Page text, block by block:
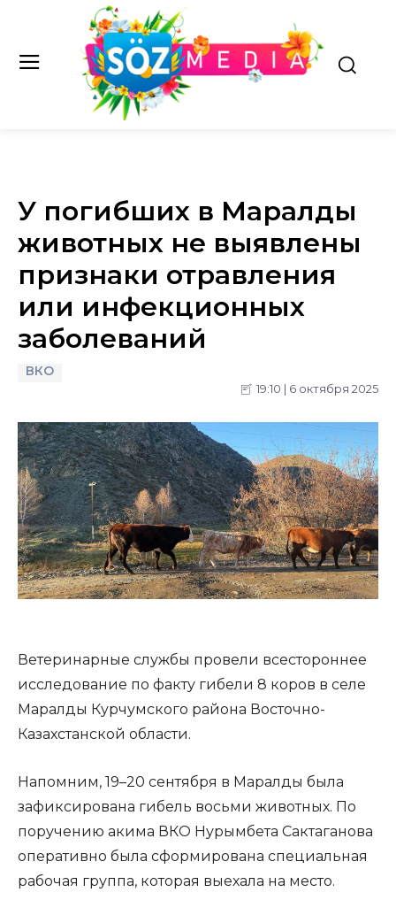
У погибших в Маралды
животных не выявлены
признаки отравления
или инфекционных
заболеваний
ВКО
19:10 | 6 октября 2025
Ветеринарные службы провели всестороннее
исследование по факту гибели 8 коров в селе
Маралды Курчумского района Восточно-
Казахстанской области.
Напомним, 19–20 сентября в Маралды была
зафиксирована гибель восьми животных. По
поручению акима ВКО Нурымбета Сактаганова
оперативно была сформирована специальная
рабочая группа, которая выехала на место.